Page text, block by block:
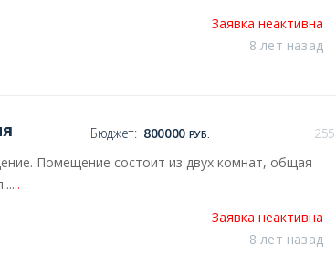
Заявка неактивна
8 лет назад
Бюджет: 800000 РУБ.
255
Помещение состоит из двух комнат, общая
...
Заявка неактивна
8 лет назад